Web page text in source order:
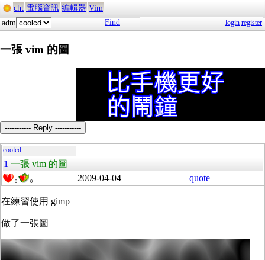
cht 電腦資訊 編輯器 Vim
adm
Find login register
一張 vim 的圖
----------- Reply -----------
coolcd
1 一張 vim 的圖
0 0 2009-04-04 quote
在練習使用 gimp
做了一張圖